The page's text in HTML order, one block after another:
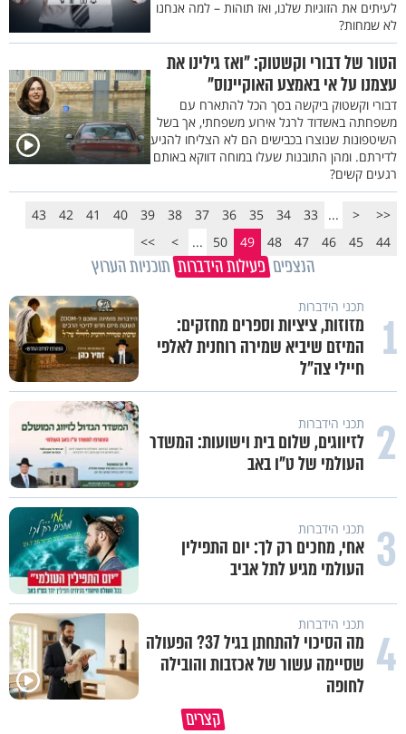
לעיתים את הזוגיות שלנו, ואז תוהות – למה אנחנו
לא שמחות?
הטור של דבורי וקשטוק: "ואז גילינו את
עצמנו על אי באמצע האוקיינוס"
דבורי וקשטוק ביקשה בסך הכל להתארח עם
משפחתה באשדוד לרגל אירוע משפחתי, אך בשל
השיטפונות שנוצרו בכבישים הם לא הצליחו להגיע
לדירתם. ומהן התובנות שעלו במוחה דווקא באותם
רגעים קשים?
<<
<
...
33
34
35
36
37
38
39
40
41
42
43
44
45
46
47
48
49
50
...
>
>>
הנצפים פעילות הידברות תוכניות הערוץ
1 תכני הידברות
מזוזות, ציציות וספרים מחזקים:
המיזם שיביא שמירה רוחנית לאלפי
חיילי צה"ל
2 תכני הידברות
לזיווגים, שלום בית וישועות: המשדר
העולמי של ט"ו באב
3 תכני הידברות
אחי, מחכים רק לך: יום התפילין
העולמי מגיע לתל אביב
4 תכני הידברות
מה הסיכוי להתחתן בגיל 37? הפעולה
שסיימה עשור של אכזבות והובילה
לחופה
קצרים
הבן שלך לא מרגיש כלום, אין לך מה
סגולה שתעזור לכם למתן את